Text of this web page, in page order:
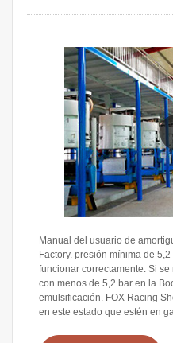
Manual del usuario de
Factory. presión mínima de
funcionar correctamente. Si
con menos de 5,2 bar en la
emulsificación. FOX Racing
en este estado que estén en